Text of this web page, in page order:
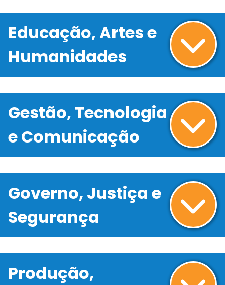
Educação, Artes e
Humanidades
Gestão, Tecnologia
e Comunicação
Governo, Justiça e
Segurança
Produção,